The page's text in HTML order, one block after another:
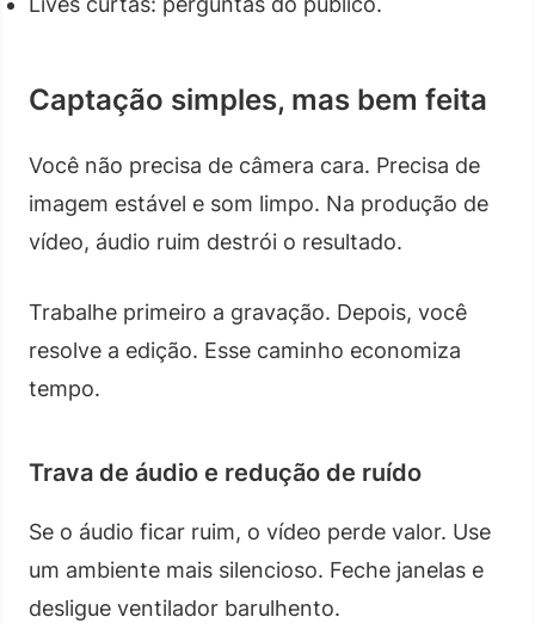
Captação simples, mas bem feita
Você não precisa de câmera cara. Precisa de
imagem estável e som limpo. Na produção de
vídeo, áudio ruim destrói o resultado.
Trabalhe primeiro a gravação. Depois, você
resolve a edição. Esse caminho economiza
tempo.
Trava de áudio e redução de ruído
Se o áudio ficar ruim, o vídeo perde valor. Use
um ambiente mais silencioso. Feche janelas e
desligue ventilador barulhento.